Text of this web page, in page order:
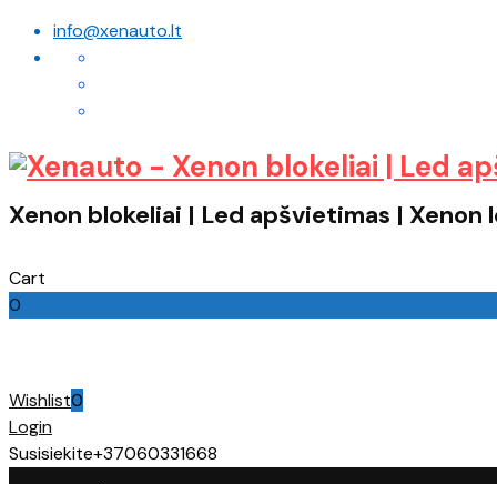
info@xenauto.lt
Xenon blokeliai | Led apšvietimas | Xenon
Cart
0
Wishlist0
Login
Susisiekite+37060331668